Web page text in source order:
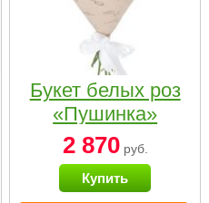
Букет белых роз
«Пушинка»
2 870руб.
Купить